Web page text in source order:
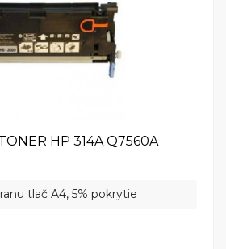
je všestranná tlačiareň,
výsledky a jednoduché
rozlíšením, rýchlosťou a
je ideálnym riešením pre
HP 314A Q7560A
tlač A4, 5% pokrytie